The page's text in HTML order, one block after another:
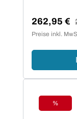
262,95 €
Preise inkl.
Rabatt
%